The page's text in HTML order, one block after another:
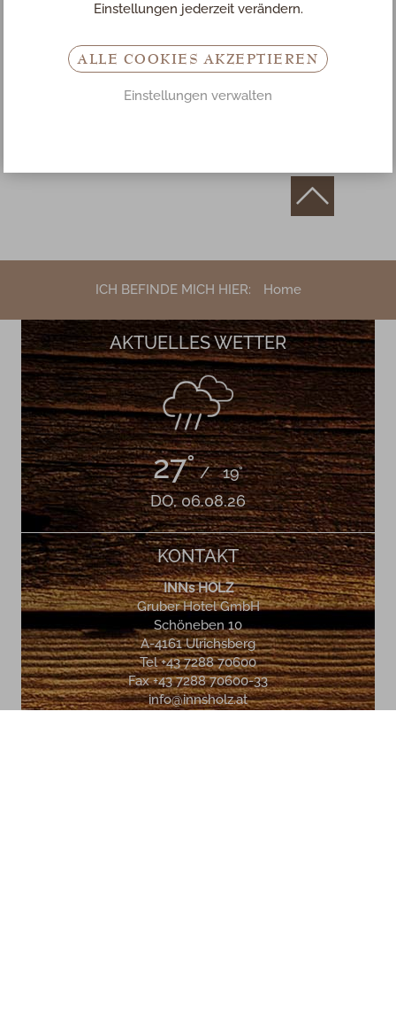
Buchung abgebrochen
Buchung und keine Zahlung erfolgt.
ICH BEFINDE MICH HIER: Home
AKTUELLES WETTER
27°/ 19°
DO, 06.08.26
KONTAKT
INNs HOLZ
Gruber Hotel GmbH
Schöneben 10
A-4161 Ulrichsberg
Tel +43 7288 70600
Fax +43 7288 70600-33
info@innsholz.at
Einstellungen jederzeit verändern.
ALLE COOKIES AKZEPTIEREN
Einstellungen verwalten